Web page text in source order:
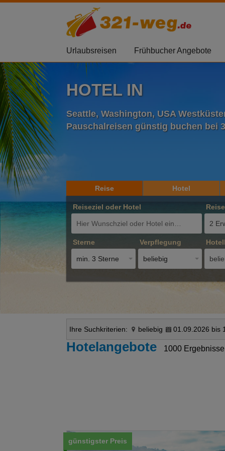
Urlaubsreisen Frühbucher Angebote
HOTEL IN
Seattle, Washington, USA
Pauschalreisen günstig buchen bei
Reise Hotel
Reiseziel oder Hotel
2
Sterne
min. 3 Sterne
Verpflegung
beliebig
Ihre Suchkriterien: beliebig 01.09.2026 bis
Hotelangebote 1000 Ergebnisse
günstigster Preis